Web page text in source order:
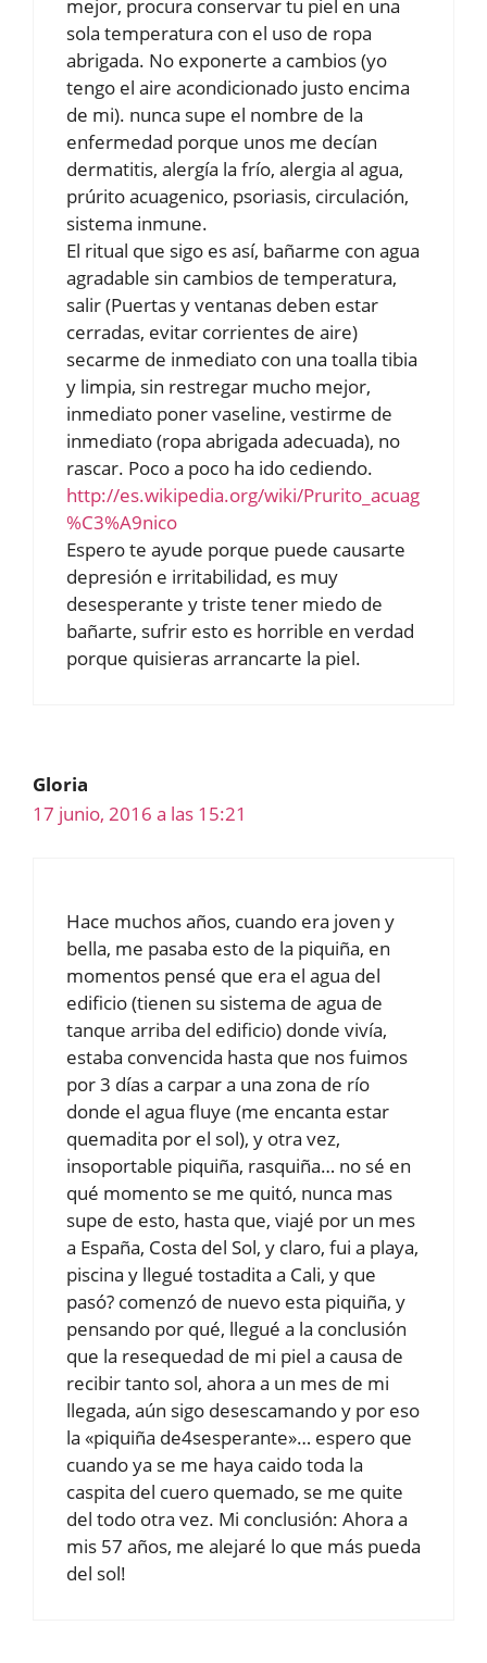
mejor, procura conservar tu piel en una
sola temperatura con el uso de ropa
abrigada. No exponerte a cambios (yo
tengo el aire acondicionado justo encima
de mi). nunca supe el nombre de la
enfermedad porque unos me decían
dermatitis, alergía la frío, alergia al agua,
prúrito acuagenico, psoriasis, circulación,
sistema inmune.
El ritual que sigo es así, bañarme con agua
agradable sin cambios de temperatura,
salir (Puertas y ventanas deben estar
cerradas, evitar corrientes de aire)
secarme de inmediato con una toalla tibia
y limpia, sin restregar mucho mejor,
inmediato poner vaseline, vestirme de
inmediato (ropa abrigada adecuada), no
rascar. Poco a poco ha ido cediendo.
http://es.wikipedia.org/wiki/Prurito_acuag
%C3%A9nico
Espero te ayude porque puede causarte
depresión e irritabilidad, es muy
desesperante y triste tener miedo de
bañarte, sufrir esto es horrible en verdad
porque quisieras arrancarte la piel.
Gloria
17 junio, 2016 a las 15:21
Hace muchos años, cuando era joven y
bella, me pasaba esto de la piquiña, en
momentos pensé que era el agua del
edificio (tienen su sistema de agua de
tanque arriba del edificio) donde vivía,
estaba convencida hasta que nos fuimos
por 3 días a carpar a una zona de río
donde el agua fluye (me encanta estar
quemadita por el sol), y otra vez,
insoportable piquiña, rasquiña… no sé en
qué momento se me quitó, nunca mas
supe de esto, hasta que, viajé por un mes
a España, Costa del Sol, y claro, fui a playa,
piscina y llegué tostadita a Cali, y que
pasó? comenzó de nuevo esta piquiña, y
pensando por qué, llegué a la conclusión
que la resequedad de mi piel a causa de
recibir tanto sol, ahora a un mes de mi
llegada, aún sigo desescamando y por eso
la «piquiña de4sesperante»… espero que
cuando ya se me haya caido toda la
caspita del cuero quemado, se me quite
del todo otra vez. Mi conclusión: Ahora a
mis 57 años, me alejaré lo que más pueda
del sol!